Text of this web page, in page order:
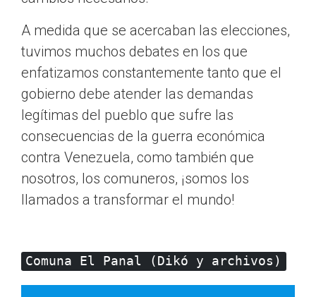
A medida que se acercaban las elecciones,
tuvimos muchos debates en los que
enfatizamos constantemente tanto que el
gobierno debe atender las demandas
legítimas del pueblo que sufre las
consecuencias de la guerra económica
contra Venezuela, como también que
nosotros, los comuneros, ¡somos los
llamados a transformar el mundo!
Comuna El Panal (Dikó y archivos)